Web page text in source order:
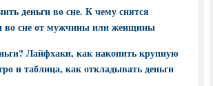
деньги во сне. К чему снятся
во сне от мужчины или женщины
Лайфхаки, как накопить крупную
и таблица, как откладывать деньги